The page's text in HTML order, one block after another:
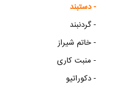
دستبند -
گردنبند -
خاتم شیراز -
منبت کاری -
دکوراتیو -